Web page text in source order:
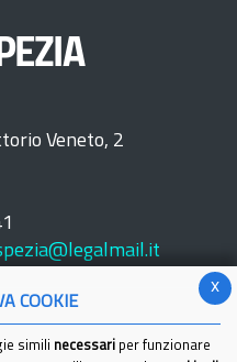
Veneto, 2
x
COOKIE
simili necessari per funzionare